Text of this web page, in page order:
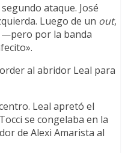
ataque. José
Luego de un out,
—pero por la banda
al abridor Leal para
Leal apretó el
se congelaba en la
de Alexi Amarista al